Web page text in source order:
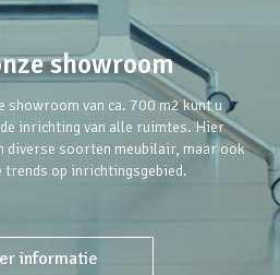
showroom
showroom van ca. 700 m2 kunt u
inrichting van alle ruimtes. Hier
diverse soorten meubilair, maar ook
trends op inrichtingsgebied.
informatie